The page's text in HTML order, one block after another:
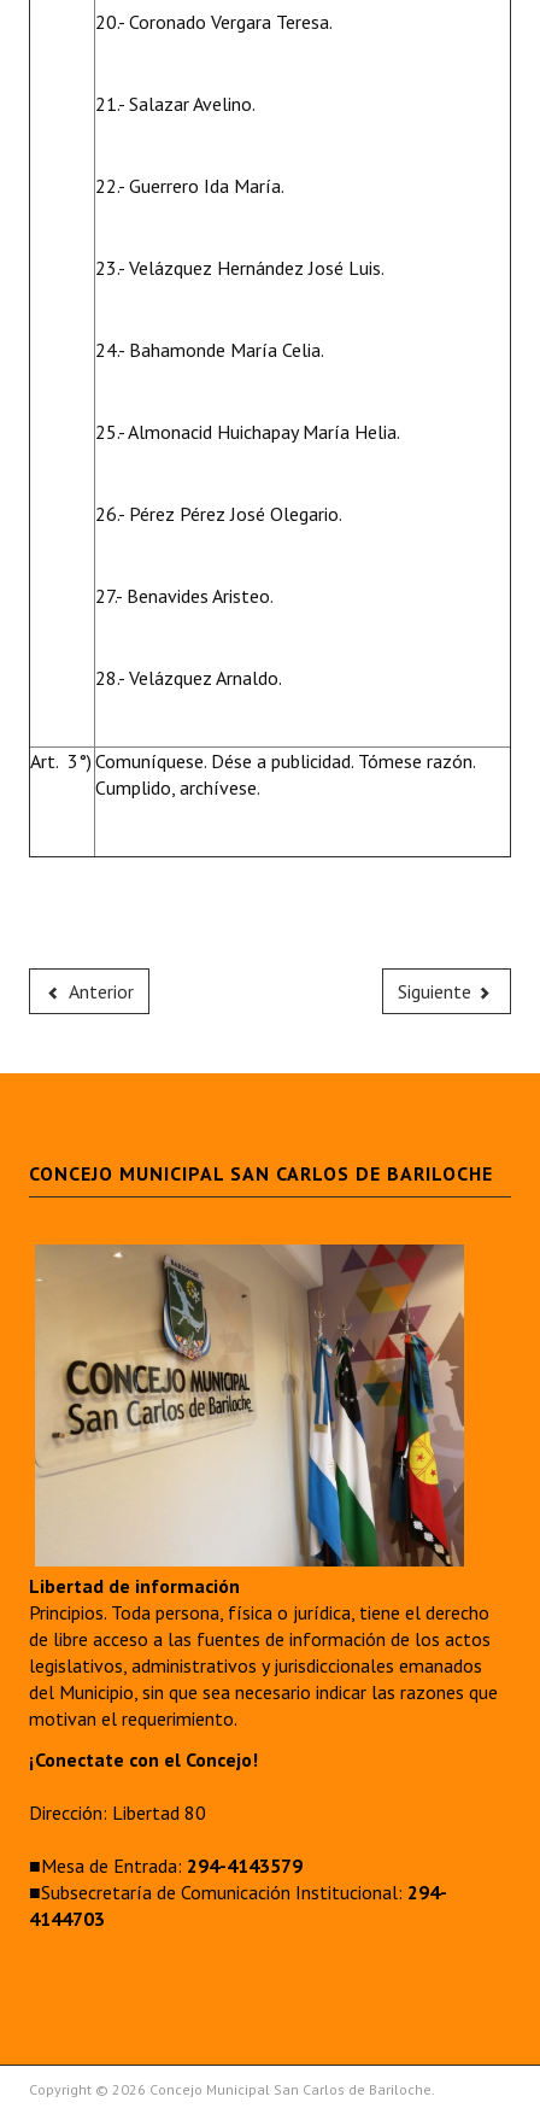
20.- Coronado Vergara Teresa.
21.- Salazar Avelino.
22.- Guerrero Ida María.
23.- Velázquez Hernández José Luis.
24.- Bahamonde María Celia.
25.- Almonacid Huichapay María Helia.
26.- Pérez Pérez José Olegario.
27.- Benavides Aristeo.
28.- Velázquez Arnaldo.
Art. 3°) Comuníquese. Dése a publicidad. Tómese razón.
Cumplido, archívese.
Anterior Siguiente
CONCEJO MUNICIPAL SAN CARLOS DE BARILOCHE
Libertad de información
Principios. Toda persona, física o jurídica, tiene el derecho
de libre acceso a las fuentes de información de los actos
legislativos, administrativos y jurisdiccionales emanados
del Municipio, sin que sea necesario indicar las razones que
motivan el requerimiento.
¡Conectate con el Concejo!
Dirección: Libertad 80
■Mesa de Entrada: 294-4143579
■Subsecretaría de Comunicación Institucional: 294-
4144703
Copyright © 2026 Concejo Municipal San Carlos de Bariloche.